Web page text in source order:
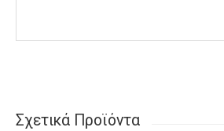
Σχετικά Προϊόντα